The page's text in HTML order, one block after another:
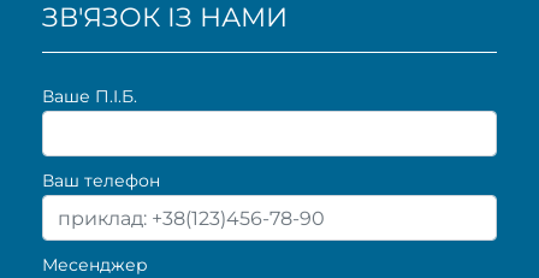
ЗВ'ЯЗОК ІЗ НАМИ
Ваше П.I.Б.
Ваш телефон
Месенджер